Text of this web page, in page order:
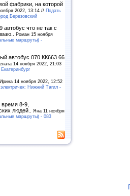
фабрики, на которой
2022, 13:14 // Подать
Березовский
что не так с
Роман 15 ноября
маршруты) -
автобус 070 КК663 66
14 ноября 2022, 21:03
Ирина 14 ноября 2022, 12:52
Нижний Тагил -
8-9,
людей.. Яна 11 ноября
маршруты) - 083